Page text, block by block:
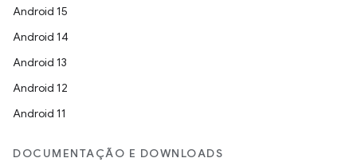
Android 15
Android 14
Android 13
Android 12
Android 11
DOCUMENTAÇÃO E DOWNLOADS